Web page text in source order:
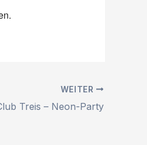
WEITER
Treis – Neon-Party